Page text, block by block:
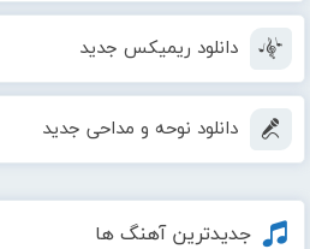
دانلود ریمیکس جدید
دانلود نوحه و مداحی جدید
جدیدترین آهنگ ها